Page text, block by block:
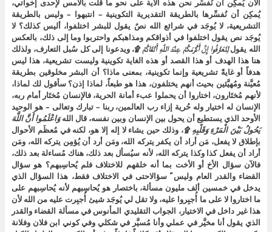
الآن يُمكِن أن نُفسِّر نحن هذه الآية على نحو ما قلت بالأمس لإحدى إخواتي،
يُمكِن أن نُفسِّرها بالطريقة التقديرية التكوينية – انتبهوا – وليس بالطريقة
التشريعية، لا يُوجَد في شرائع الله نصٌ يقول للبشر اختلفوا، أليس كذلك؟ لا
يُوجَد نص يقول اختلفوا في أذواقكم ومذاهبكم واحتربوا وما إلى ذلك، بالعكس
الله يقوللِتَعَارَفُوا إِنَّ أَكْرَمَكُمْ عِنْدَ اللَّهِ أَتْقَاكُمْ ۩،ويدعونا إلى كل سُبل التعارف، ولذلك
هنا هذا الهدف أو هذا القصد أو هذه الغاية تكوينية وليست تشريعية، هذا ليس
هدفاً أو غايةً تشريعية وإنما تكوينية، بمعنى ماذا؟ أن البشر مخلوقين بطريقة
مُعيَّنة ومُهيَّئين بحيث أنهم يختلفون، هذا هو طبعاً، لماذا إذن؟ سأقول لك لماذا،
لأنهم مُختَارون، اختاروا أن يحملوا عبء أمانة الحرية، فالإنسان مُختَار أمام ربه،
الإنسان له اختيار وله حُرية إزاء رب العالمين، ربنا – تبارك وتعالى – هو الوحيد
الأوحد الذي يستطيع أن يحول بين الإنسان وبين نفسه، قال اللهوَاعْلَمُوا أَنَّ اللَّهَ
يَحُولُ بَيْنَ الْمَرْءِ وَقَلْبِهِ ۩، وذلك حين يشاء لا إله إلا هو، لكنه في مُعظَم الأحوال
بإطلاق لا يفعل، مَن أراد أن يكفر يتركه الله، ومَن أرد أن يُؤمِن يتركه الله، ومَن
أراد أن يفعل كذا وكذا يتركه الله، لأنه سيُسأل بعد ذلك، هناك مُساءلة بعد ذلك،
فالآن سؤال الأخ أو الأخت بما أنه خلقهم للاختلاف فلم يُحاسِبهم؟ هو سؤال
القضاء والقدر العام وليس ً سؤالاحتى في الاختلاف فقط، هذا السؤال الذي
يدخل في خمسين ألف مليون مسألة، باختصار هو يُحاسِبهم لأنه يُحاسِبهم على
ما اختاروا لا على ما أُجبِروا عليه، ولا تقل لي يُوجَد شيئ أُجبِرت عليه من الله لأن
هذا غير داخل في الاختيار، الجواب التقليدي المأنوس في مسألة القضاء والقدر
الذي يقول أنا مخيَّر في عملي وأنا مُسيَّر في شكلي وفي كوني ابن فلان وفلانة